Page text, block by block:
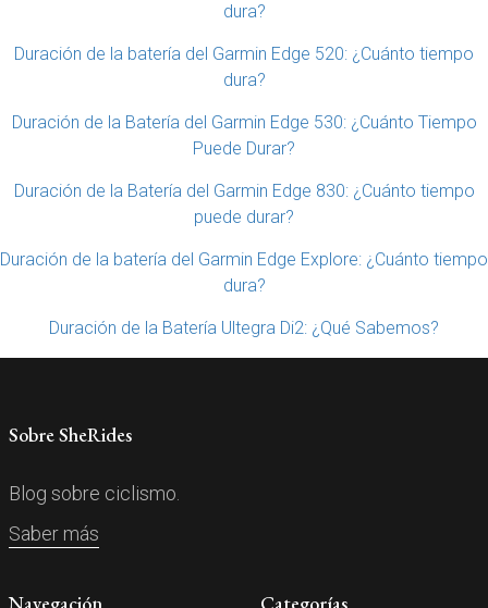
dura?
Duración de la batería del Garmin Edge 520: ¿Cuánto tiempo
dura?
Duración de la Batería del Garmin Edge 530: ¿Cuánto Tiempo
Puede Durar?
Duración de la Batería del Garmin Edge 830: ¿Cuánto tiempo
puede durar?
Duración de la batería del Garmin Edge Explore: ¿Cuánto tiempo
dura?
Duración de la Batería Ultegra Di2: ¿Qué Sabemos?
Sobre SheRides
Blog sobre ciclismo.
Saber más